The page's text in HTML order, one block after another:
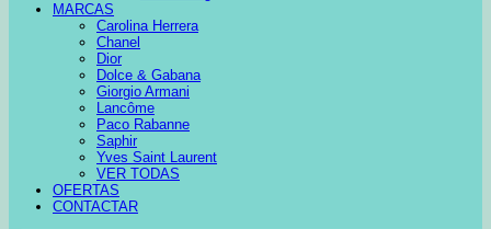
MARCAS
Carolina Herrera
Chanel
Dior
Dolce & Gabana
Giorgio Armani
Lancôme
Paco Rabanne
Saphir
Yves Saint Laurent
VER TODAS
OFERTAS
CONTACTAR